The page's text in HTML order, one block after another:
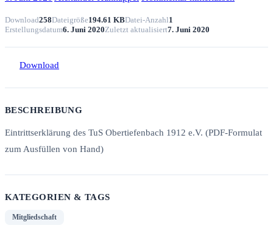
Download258Dateigröße194.61 KBDatei-Anzahl1
Erstellungsdatum6. Juni 2020Zuletzt aktualisiert7. Juni 2020
Download
BESCHREIBUNG
Eintrittserklärung des TuS Obertiefenbach 1912 e.V. (PDF-Formulat
zum Ausfüllen von Hand)
KATEGORIEN & TAGS
Mitgliedschaft